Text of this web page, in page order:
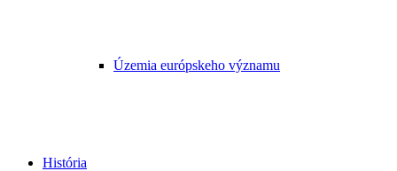
Územia európskeho významu
História